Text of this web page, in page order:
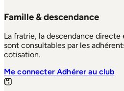
Famille & descendance
La fratrie, la descendance
sont consultables par les
cotisation.
Me connecterAdhérer au club